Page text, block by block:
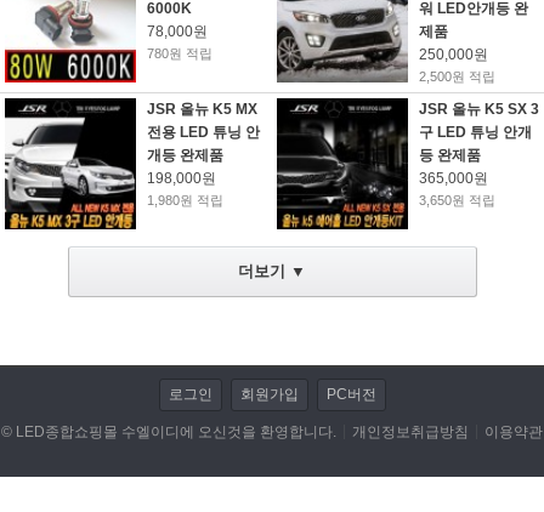
LED전조등/안개등/할로겐 램프
저항/전자부품/전자모듈
LED작업 관련제품
자동차용품
DIY KIT
개인결제
6000K
78,000원
780원 적립
워 LED안개등 완
제품
250,000원
2,500원 적립
JSR 올뉴 K5 MX
전용 LED 튜닝 안
개등 완제품
198,000원
1,980원 적립
JSR 올뉴 K5 SX 3
구 LED 튜닝 안개
등 완제품
365,000원
3,650원 적립
더보기 ▼
로그인 회원가입 PC버전
© LED종합쇼핑몰 수엘이디에 오신것을 환영합니다. 개인정보취급방침 이용약관